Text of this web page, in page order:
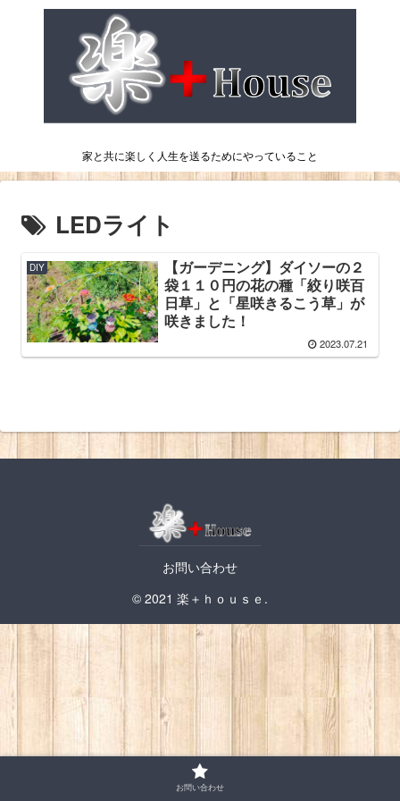
家と共に楽しく人生を送るためにやっていること
LEDライト
DIY
【ガーデニング】ダイソーの２
袋１１０円の花の種「絞り咲百
日草」と「星咲きるこう草」が
咲きました！
2023.07.21
お問い合わせ
© 2021 楽＋ｈｏｕｓｅ.
お問い合わせ